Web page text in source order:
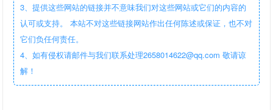
3、提供这些网站的链接并不意味我们对这些网站或它们的内容的
认可或支持。 本站不对这些链接网站作出任何陈述或保证，也不对
它们负任何责任。
4、如有侵权请邮件与我们联系处理2658014622@qq.com 敬请谅
解！